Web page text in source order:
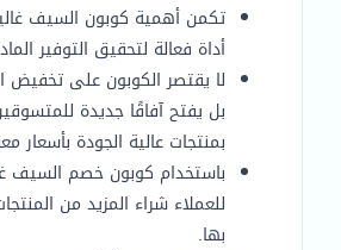
تكمن أهمية كوبون السيف
أداة فعالة لتحقيق التوفير
لا يقتصر الكوبون على تخفيض
بل يفتح آفاقًا جديدة
بمنتجات عالية الجودة بأسعار
باستخدام كوبون خصم السيف
للعملاء شراء المزيد من
بها.